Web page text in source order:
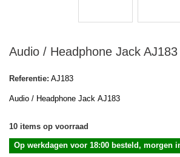
Audio / Headphone Jack AJ183
Referentie: AJ183
Audio / Headphone Jack AJ183
10 items op voorraad
Op werkdagen voor 18:00 besteld, morgen